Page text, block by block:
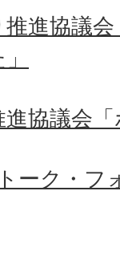
進協議
協議会
ーク・